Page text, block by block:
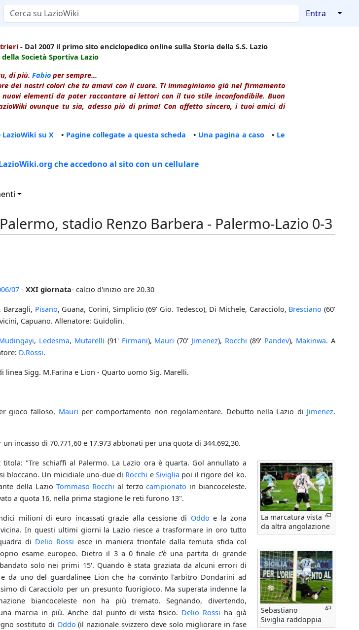
Entra ↓
- Dal 2007 il primo sito enciclopedico online sulla Storia della S.S. Lazio
Società Sportiva Lazio
di più. Fabio per sempre...
dei nostri colori che tu amavi con il cuore. Ti immaginiamo già nel firmamento
nuovi elementi da poter raccontare ai lettori con il tuo stile inconfondibile. Buon
ovunque tu sia, adesso più di prima! Con affetto sincero, i tuoi amici di
LazioWiki su X • Pagine collegate a questa scheda • Una pagina a caso • Le
che accedono al sito con un cellulare
stadio Renzo Barbera - Palermo-Lazio 0-3
07- XXI giornata- calcio d'inizio ore 20.30
Barzagli, Pisano, Guana, Corini, Simplicio (69' Gio. Tedesco), Di Michele, Caracciolo, Bresciano (60'
Capuano. Allenatore: Guidolin.
, Ledesma, Mutarelli (91' Firmani), Mauri (70' Jimenez), Rocchi (89' Pandev), Makinwa. A
D.Rossi.
linea Sigg. M.Farina e Lion - Quarto uomo Sig. Marelli.
gioco falloso, Mauri per comportamento non regolamentare. Debutto nella Lazio di Jimenez.
incasso di 70.771,60 e 17.973 abbonati per una quota di 344.692,30.
La marcatura vista
da altra angolazione
Sebastiano
Siviglia raddoppia
titola: "Tre schiaffi al Palermo. La Lazio ora è quarta. Gol annullato a
bloccano. Un micidiale uno-due di Rocchi eSiviglia poi il rigore del ko.
della Lazio Tommaso Rocchi al terzocampionato in biancoceleste.
a quota 16, nella prima stagione le reti furono 13".
milioni di euro incassati grazie alla cessione di Oddo e la zona
In questi ultimi giorni la Lazio riesce a trasformare in oro tutto
di Delio Rossi esce in maniera trionfale dalla temuta sfida col
esame europeo. Dietro il 3 a 0 finale c'è una partita di grande
solo nei primi 15'. Quando è stata graziata da alcuni errori di
e da uno del guardalinee Lion che ha convinto l'arbitro Dondarini ad
di Caracciolo per un presunto fuorigioco. Ma superata indenne la
biancoceleste non ha più tremato. Segnando, divertendo,
marcia in più. Anche dal punto di vista fisico. Delio Rossi ha già
sostituto di Oddo (il nazionale svizzero deve solo migliorare in fase